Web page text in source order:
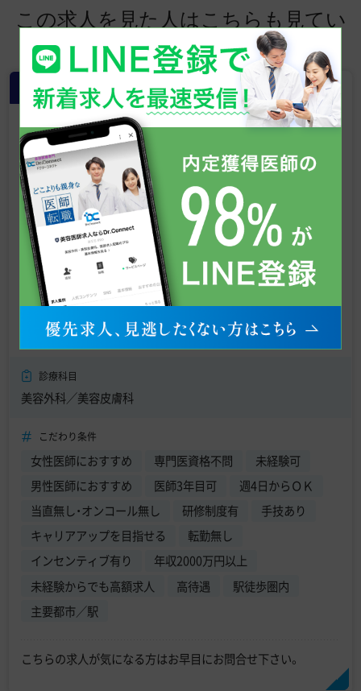
この求人を見た人はこちらも見てい
ます
常勤
【新宿 美容外科・美容皮膚科クリニッ
ク】形成外科専門医募集／美容未経
験OK／ベテラン医師による研修あり
東京都 NEW
年収 2,200万円 〜3,000万円
診療科目
美容外科／美容皮膚科
こだわり条件
女性医師におすすめ 専門医資格不問
未経験可
男性医師におすすめ
医師3年目可
週4日からＯＫ
当直無し・オンコール無し
研修制度有
手技あり
キャリアアップを目指せる
転勤無し
インセンティブ有り
年収2000万円以上
未経験からでも高額求人
高待遇
駅徒歩圏内
主要都市／駅
こちらの求人が気になる方はお早目にお問合せ下さい。